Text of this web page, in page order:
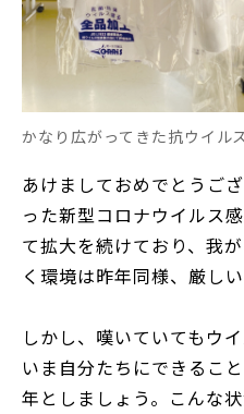
かなり広がってきた抗ウイル
あけましておめでとうご
った新型コロナウイルス
て拡大を続けており、我
く環境は昨年同様、厳し
しかし、嘆いていてもウ
いま自分たちにできるこ
年としましょう。こんな